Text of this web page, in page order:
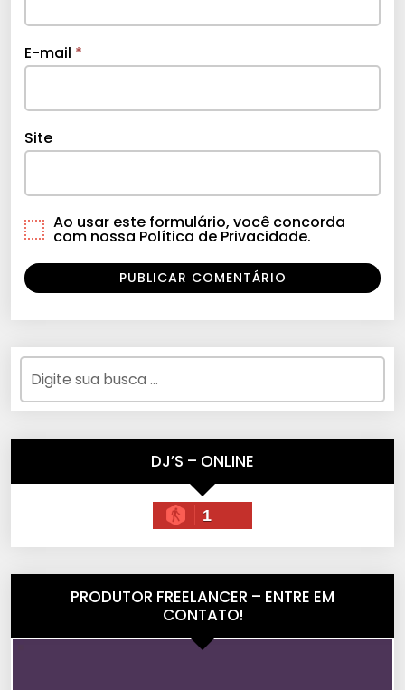
E-mail *
Site
Ao usar este formulário, você concorda
com nossa Política de Privacidade.
DJ’S – ONLINE
1
PRODUTOR FREELANCER – ENTRE EM
CONTATO!